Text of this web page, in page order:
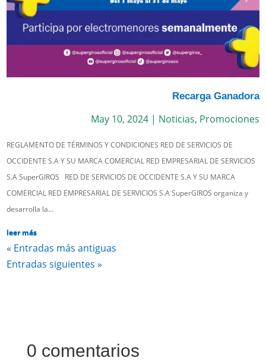
Recarga Ganadora
May 10, 2024| Noticias, Promociones
REGLAMENTO DE TÉRMINOS Y CONDICIONES RED DE SERVICIOS DE
OCCIDENTE S.A Y SU MARCA COMERCIAL RED EMPRESARIAL DE SERVICIOS
S.A SuperGIROS RED DE SERVICIOS DE OCCIDENTE S.A Y SU MARCA
COMERCIAL RED EMPRESARIAL DE SERVICIOS S.A SuperGIROS organiza y
desarrolla la...
leer más
« Entradas más antiguas
Entradas siguientes »
0 comentarios